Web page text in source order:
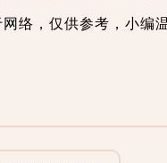
络，仅供参考，小编